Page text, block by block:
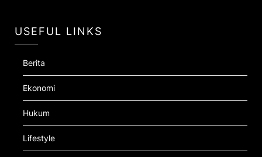
USEFUL LINKS
Berita
Ekonomi
Hukum
Lifestyle